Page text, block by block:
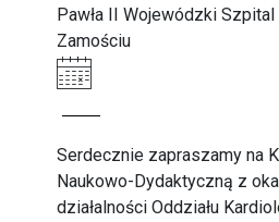
Pawła II Wojewódzki
Zamościu
Serdecznie zapraszamy na
Naukowo-Dydaktyczną z
działalności Oddziału